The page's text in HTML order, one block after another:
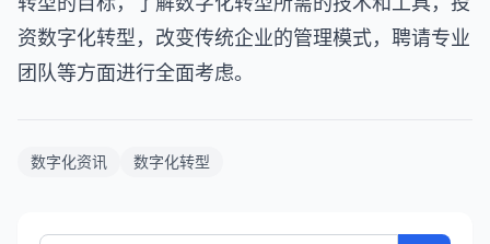
资数字化转型，改变传统企业的管理模式，聘请专业
团队等方面进行全面考虑。
数字化资讯 数字化转型